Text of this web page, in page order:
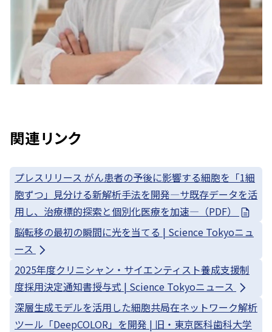
関連リンク
プレスリリース がん患者の予後に影響する細胞を「1細
胞ずつ」見分ける新解析手法を開発—サ既存データを活
用し、治療標的探索と個別化医療を加速—（PDF）
脳転移の最初の瞬間に光を当てる | Science Tokyoニュ
ース
2025年度クリニシャン・サイエンティスト養成支援制
度採用決定通知書授与式 | Science Tokyoニュース
深層生成モデルを活用した細胞共局在ネットワーク解析
ツール「DeepCOLOR」を開発 | 旧・東京医科歯科大学